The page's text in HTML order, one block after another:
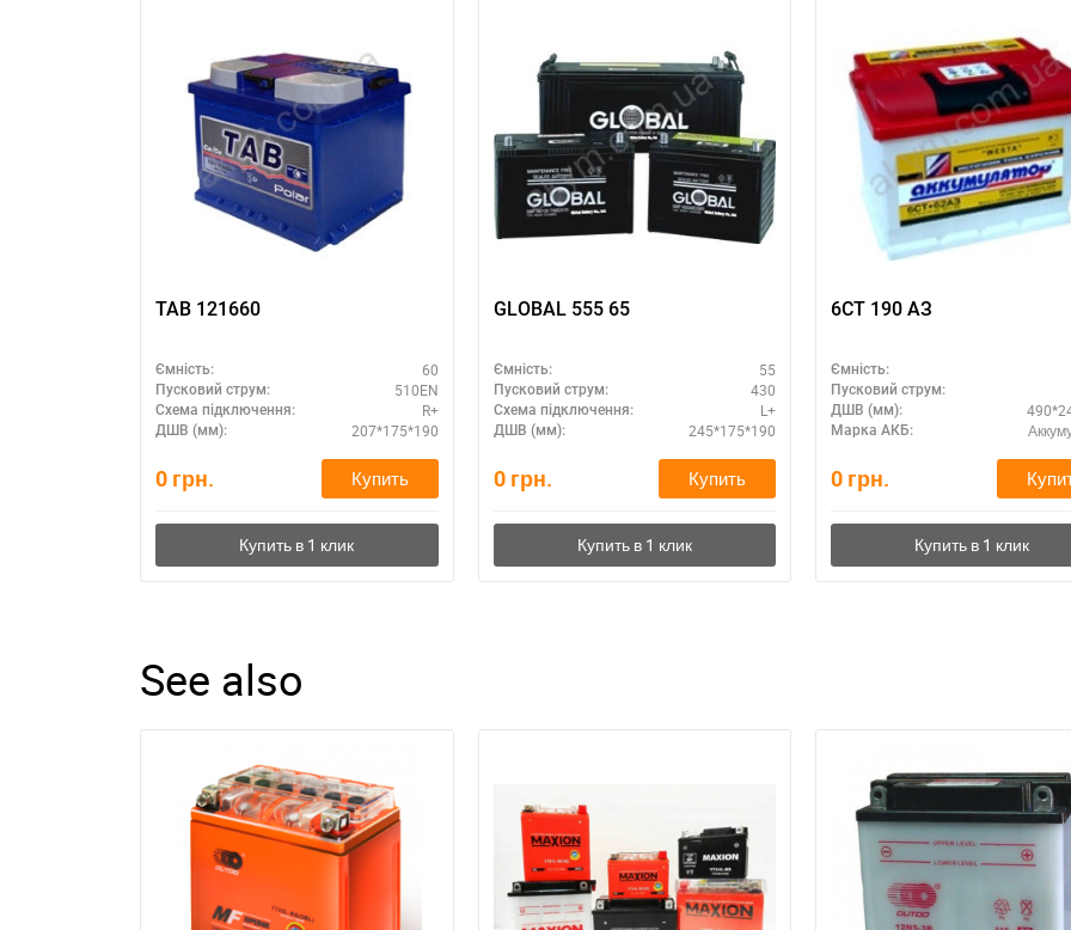
TAB 121660
Ємність: 60
Пусковий струм: 510EN
Схема підключення: R+
ДШВ (мм): 207*175*190
0 грн. Купить
GLOBAL 555 65
Ємність: 55
Пусковий струм: 430
Схема підключення: L+
ДШВ (мм): 245*175*190
0 грн. Купить
6СТ 190 АЗ
Ємність:
Пусковий струм:
ДШВ (мм):
Марка АКБ:
0 грн.
See also